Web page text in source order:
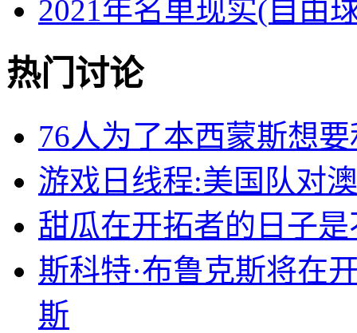
2021年名单现实(自由
热门讨论
76人为了本西蒙斯想
游戏日线程:美国队对
甜瓜在开拓者的日子
斯科特·布鲁克斯将在
斯